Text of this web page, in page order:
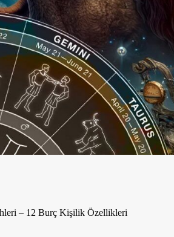
– 12 Burç Kişilik Özellikleri